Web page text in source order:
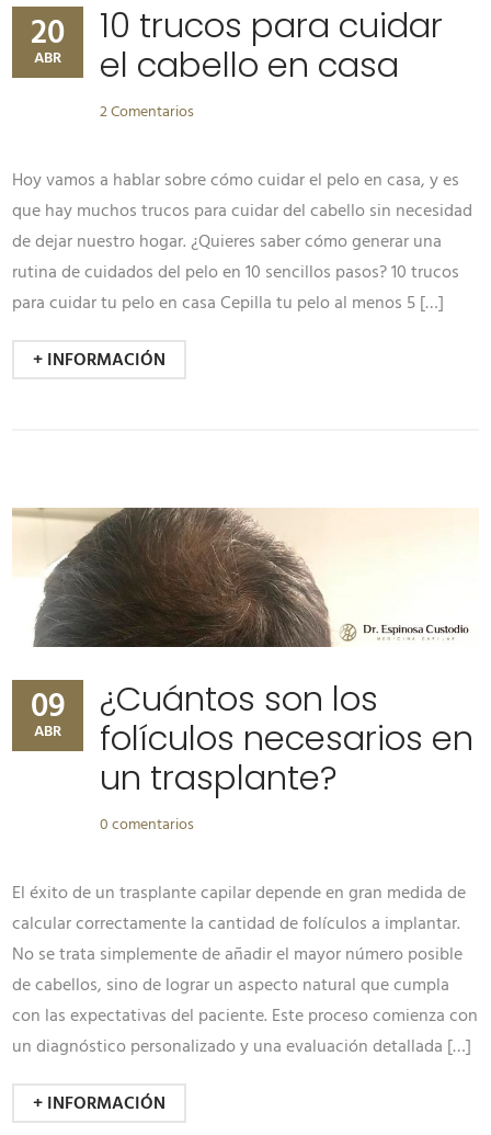
20
ABR
10 trucos para cuidar
el cabello en casa
2 Comentarios
Hoy vamos a hablar sobre cómo cuidar el pelo en casa, y es
que hay muchos trucos para cuidar del cabello sin necesidad
de dejar nuestro hogar. ¿Quieres saber cómo generar una
rutina de cuidados del pelo en 10 sencillos pasos? 10 trucos
para cuidar tu pelo en casa Cepilla tu pelo al menos 5 […]
+ INFORMACIÓN
09
ABR
¿Cuántos son los
folículos necesarios en
un trasplante?
0 comentarios
El éxito de un trasplante capilar depende en gran medida de
calcular correctamente la cantidad de folículos a implantar.
No se trata simplemente de añadir el mayor número posible
de cabellos, sino de lograr un aspecto natural que cumpla
con las expectativas del paciente. Este proceso comienza con
un diagnóstico personalizado y una evaluación detallada […]
+ INFORMACIÓN